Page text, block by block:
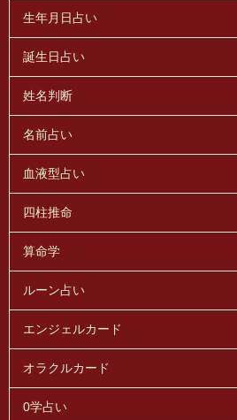
生年月日占い
誕生日占い
姓名判断
名前占い
血液型占い
四柱推命
算命学
ルーン占い
エンジェルカード
オラクルカード
0学占い